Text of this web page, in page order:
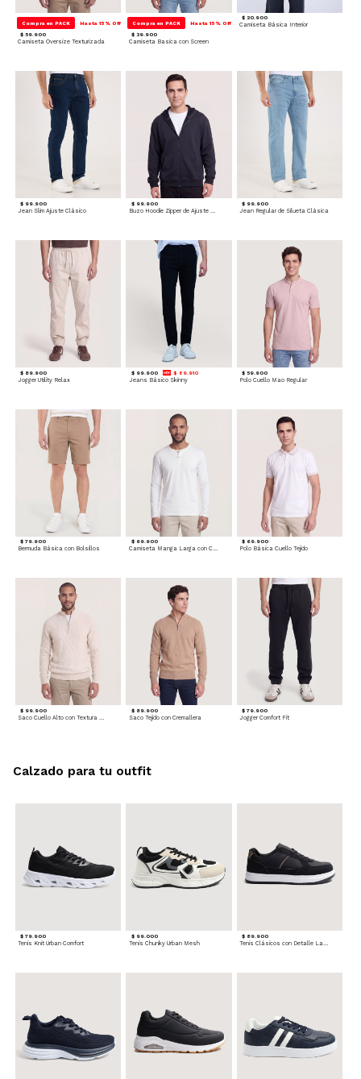
Compra en PACK Hasta 15% Off
$ 59.900
Camiseta Oversize Texturizada
Compra en PACK Hasta 15% Off
$ 39.900
Camiseta Basica con Screen
$ 20.900
Camiseta Básica Interior
$ 99.900
Jean Slim Ajuste Clásico
$ 99.900 $ 99.900
Jean Regular de Silueta Clásica
$ 89.900
Jogger Utility Relax
$ 99.900 $ 89.910
Jeans Básico Skinny
$ 59.900
Polo Cuello Mao Regular
$ 79.900
Bermuda Básica con Bolsillos
$ 69.900
Camiseta Manga Larga con Cuello Henley
$ 69.900
Polo Básica Cuello Tejido
$ 99.900
Saco Cuello Alto con Textura Trenzada
$ 89.900
Saco Tejido con Cremallera
$ 79.900
Jogger Comfort Fit
$ 79.900
Tenis Knit Urban Comfort
$ 99.000
Tenis Chunky Urban Mesh
$ 89.900
Tenis Clásicos con Detalle Lateral
Calzado para tu outfit